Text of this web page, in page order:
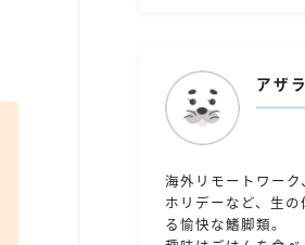
アザ
海外リモートワー
ホリデーなど、生
る愉快な鰭脚類。